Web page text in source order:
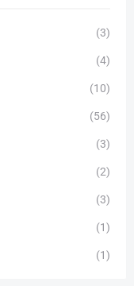
(3)
(4)
(10)
(56)
(3)
(2)
(3)
(1)
(1)